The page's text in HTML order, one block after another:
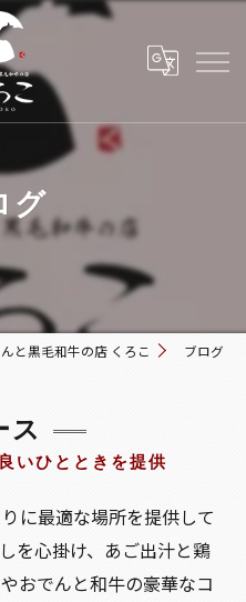
グ
と黒毛和牛の店 くろこ ブログ
ス
いひとときを提供
に最適な場所を提供して
を心掛け、あご出汁と鶏
おでんと和牛の豪華なコ